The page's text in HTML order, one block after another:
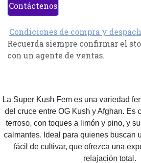
Contáctenos
Condiciones de compra y
Recuerda siempre confirmar el
con un agente de ventas.
La Super Kush Fem es una variedad
del cruce entre OG Kush y Afghan. Es
terroso, con toques a limón y pino, y
calmantes. Ideal para quienes buscan
fácil de cultivar, que ofrezca una
relajación total.